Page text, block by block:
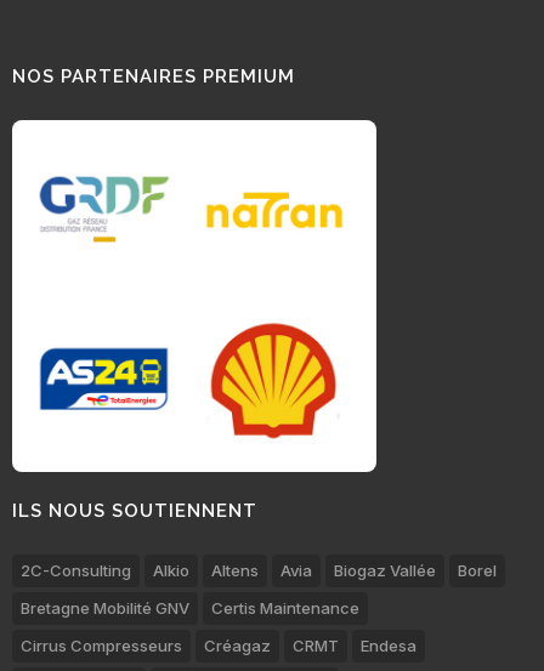
NOS PARTENAIRES PREMIUM
ILS NOUS SOUTIENNENT
2C-Consulting Alkio Altens Avia Biogaz Vallée
Borel
Bretagne Mobilité GNV
Certis Maintenance
Cirrus Compresseurs
Créagaz CRMT
Endesa